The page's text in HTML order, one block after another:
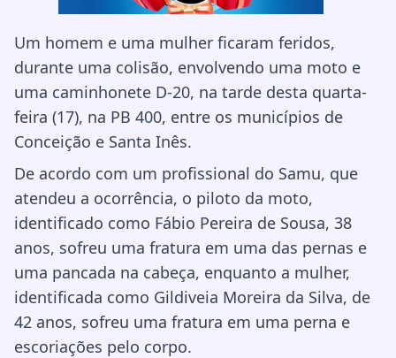
Um homem e uma mulher ficaram feridos,
durante uma colisão, envolvendo uma moto e
uma caminhonete D-20, na tarde desta quarta-
feira (17), na PB 400, entre os municípios de
Conceição e Santa Inês.
De acordo com um profissional do Samu, que
atendeu a ocorrência, o piloto da moto,
identificado como Fábio Pereira de Sousa, 38
anos, sofreu uma fratura em uma das pernas e
uma pancada na cabeça, enquanto a mulher,
identificada como Gildiveia Moreira da Silva, de
42 anos, sofreu uma fratura em uma perna e
escoriações pelo corpo.